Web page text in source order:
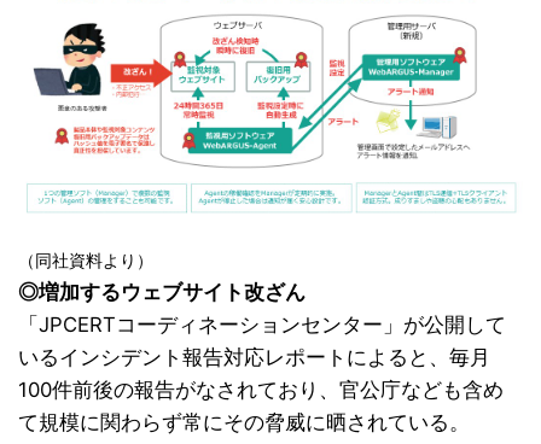
（同社資料より）
◎増加するウェブサイト改ざん
「JPCERTコーディネーションセンター」が公開して
いるインシデント報告対応レポートによると、毎月
100件前後の報告がなされており、官公庁なども含め
て規模に関わらず常にその脅威に晒されている。